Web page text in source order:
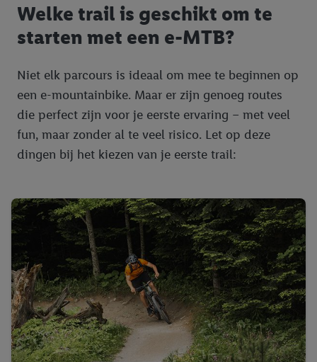
Welke trail is geschikt om te
starten met een e-MTB?
Niet elk parcours is ideaal om mee te beginnen op
een e-mountainbike. Maar er zijn genoeg routes
die perfect zijn voor je eerste ervaring – met veel
fun, maar zonder al te veel risico. Let op deze
dingen bij het kiezen van je eerste trail: